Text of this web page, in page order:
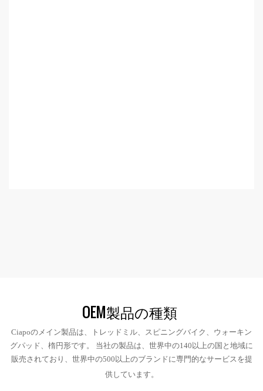
OEM製品の種類
Ciapoのメイン製品は、トレッドミル、スピニングバイク、ウォーキン
グパッド、楕円形です。 当社の製品は、世界中の140以上の国と地域に
販売されており、世界中の500以上のブランドに専門的なサービスを提
供しています。